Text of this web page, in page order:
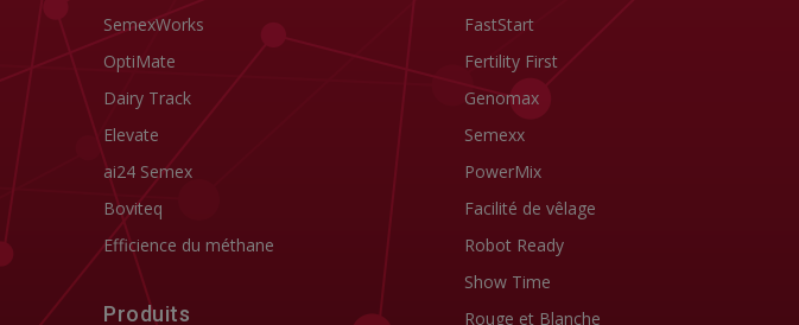
SemexWorks
OptiMate
Dairy Track
Elevate
ai24 Semex
Boviteq
Efficience du méthane
Produits
FastStart
Fertility First
Genomax
Semexx
PowerMix
Facilité de vêlage
Robot Ready
Show Time
Rouge et Blanche